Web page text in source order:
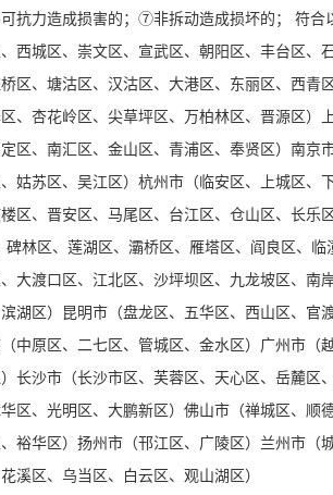
力造成损害的；⑦非拆动造成损坏的； 符合
西城区、崇文区、宣武区、朝阳区、丰台区
、塘沽区、汉沽区、大港区、东丽区、西青
、杏花岭区、尖草坪区、万柏林区、晋源区
区、南汇区、金山区、青浦区、奉贤区）南
姑苏区、吴江区）杭州市（临安区、上城区
区、晋安区、马尾区、台江区、仓山区、长
林区、莲湖区、灞桥区、雁塔区、阎良区、
渡口区、江北区、沙坪坝区、九龙坡区、南
湖区）昆明市（盘龙区、五华区、西山区、
中原区、二七区、管城区、金水区）广州市
长沙市（长沙市区、芙蓉区、天心区、岳麓
区、光明区、大鹏新区）佛山市（禅城区、
裕华区）扬州市（邗江区、广陵区）兰州市
溪区、乌当区、白云区、观山湖区）